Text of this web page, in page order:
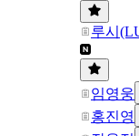
루시
임영웅
홍진영